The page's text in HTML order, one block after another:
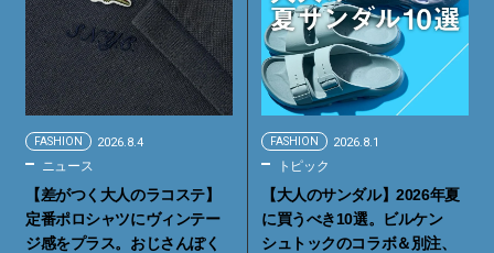
FASHION 2026.8.4
ニュース
【差がつく大人のラコステ】
定番ポロシャツにヴィンテー
ジ感をプラス。おじさんぽく
FASHION 2026.8.1
トピック
【大人のサンダル】2026年夏
に買うべき10選。ビルケン
シュトックのコラボ＆別注、